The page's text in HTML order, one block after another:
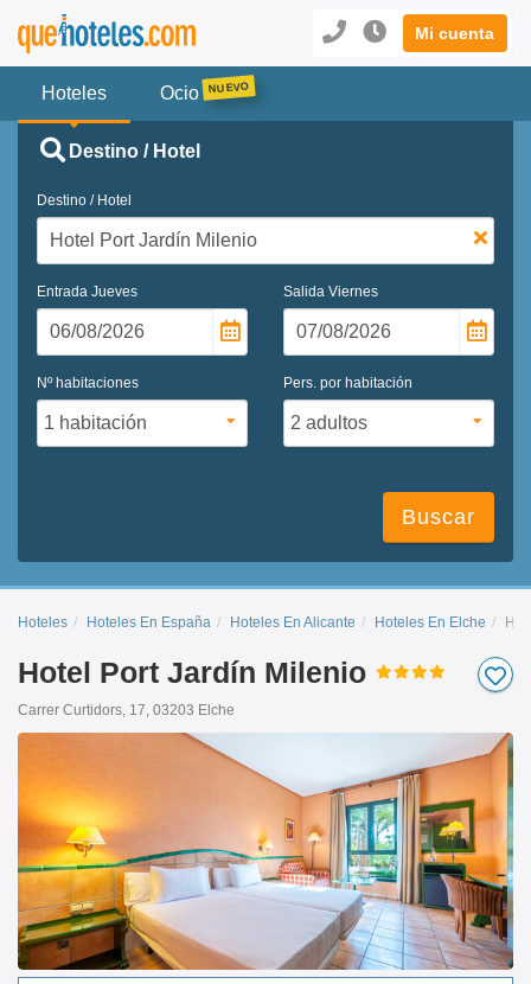
Mi cuenta
Hoteles Ocio
Destino / Hotel
Destino / Hotel
Entrada Jueves Salida Viernes
Nº habitaciones Pers. por habitación
Buscar
Hoteles Hoteles En España Hoteles En Alicante Hoteles En Elche
Hotel Port Jardín Milenio
Carrer Curtidors, 17, 03203 Elche